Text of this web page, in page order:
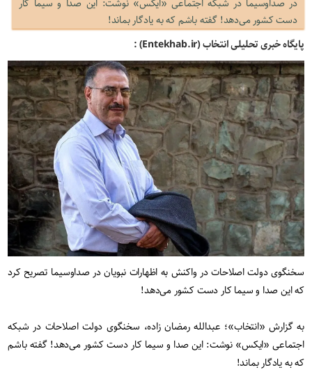
در صداوسیما در شبکه اجتماعی «ایکس» نوشت: این صدا و سیما کار
دست کشور می‌دهد! گفته باشم که به یادگار بماند!
پایگاه خبری تحلیلی انتخاب (Entekhab.ir) :
سخنگوی دولت اصلاحات در واکنش به اظهارات نبویان در صداوسیما تصریح کرد
که این صدا و سیما کار دست کشور می‌دهد!
به گزارش «انتخاب»؛ عبدالله رمضان زاده، سخنگوی دولت اصلاحات در شبکه
اجتماعی «ایکس» نوشت: این صدا و سیما کار دست کشور می‌دهد! گفته باشم
که به یادگار بماند!